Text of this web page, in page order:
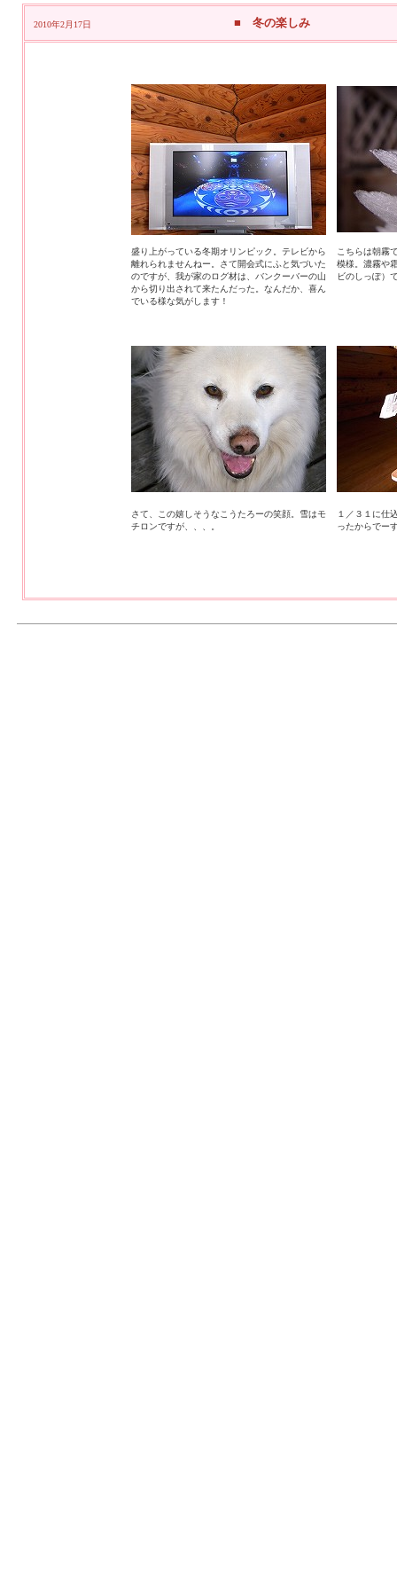
2010年2月17日 ■ 冬の楽しみ
盛り上がっている冬期オリンピック。テレビから
離れられませんねー。さて開会式にふと気づいた
のですが、我が家のログ材は、バンクーバーの山
から切り出されて来たんだった。なんだか、喜ん
でいる様な気がします！
こちらは朝霧
模様。濃霧や
ビのしっぽ）
さて、この嬉しそうなこうたろーの笑顔。雪はモ
チロンですが、、、。
１／３１に仕
ったからでー